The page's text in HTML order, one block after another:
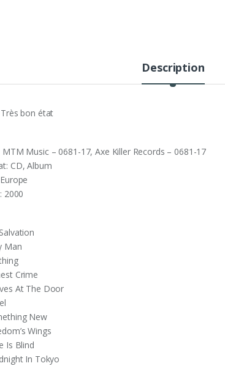
Description
Très bon état
MTM Music – 0681-17, Axe Killer Records – 0681-17
CD, Album
2000
Man
Crime
At The Door
New
Wings
Is Blind
In Tokyo